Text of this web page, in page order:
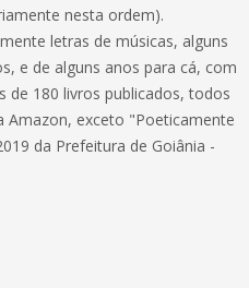
nesta ordem).
letras de músicas, alguns
e de alguns anos para cá, com
de 180 livros publicados, todos
Amazon, exceto "Poeticamente
da Prefeitura de Goiânia -